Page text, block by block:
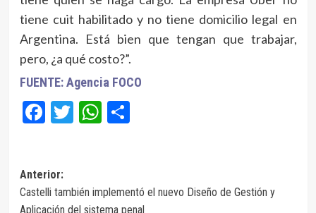
tiene cuit habilitado y no tiene domicilio legal en
Argentina. Está bien que tengan que trabajar,
pero, ¿a qué costo?”.
FUENTE: Agencia FOCO
Facebook
Twitter
WhatsApp
Compartir
Navegación
de
Anterior:
Castelli también implementó el nuevo Diseño de Gestión y
Aplicación del sistema penal